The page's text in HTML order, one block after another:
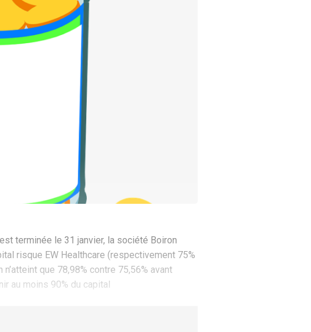
terminée le 31 janvier, la société Boiron
risque EW Healthcare (respectivement 75%
que 78,98% contre 75,56% avant
au moins 90% du capital